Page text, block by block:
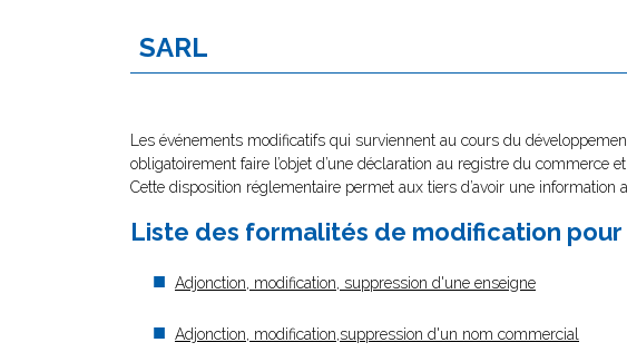
SARL
Les événements modificatifs qui surviennent au cours du
obligatoirement faire l’objet d’une déclaration au registre du commerce
Cette disposition réglementaire permet aux tiers d’avoir une
Liste des formalités de modification pour
Adjonction, modification, suppression d'une enseigne
Adjonction, modification,suppression d'un nom commercial